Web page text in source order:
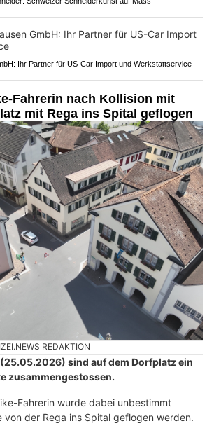
Ihr Partner für US-Car Import und Werkstattservice
Fahrerin nach Kollision mit
mit Rega ins Spital geflogen
REDAKTION
sind auf dem Dorfplatz ein
zusammengestossen.
Fahrerin wurde dabei unbestimmt
von der Rega ins Spital geflogen werden.